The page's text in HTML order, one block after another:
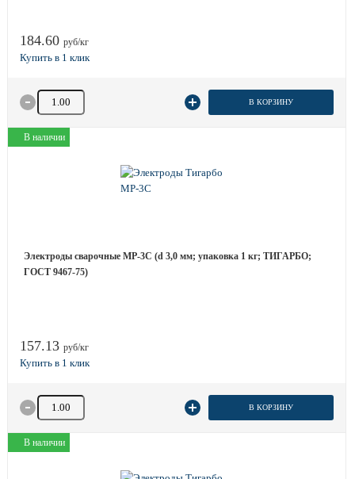
184.60 руб/кг
Количество товара В КОРЗИНУ
В наличии
Электроды сварочные МР-3С (d 3,0 мм; упаковка 1 кг; ТИГАРБО;
ГОСТ 9467-75)
157.13 руб/кг
Количество товара В КОРЗИНУ
В наличии